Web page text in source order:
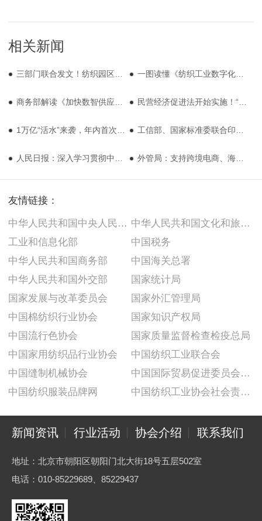
相关新闻
三部门联合发文！纺织园区迎零碳转型“国家标尺” 一图读懂《纺织工业数字化转型实施方案》
商务部解读《加快数智供应链发展专项行动计划》 民营经济促进法开始实施！“两个毫不动摇”给纺织服装企业吃下长效定心丸
1万亿“活水”来袭，年内首次降准落地 工信部、国家标准委联合印发《国家智能制造标准体系建设指南（2024 版）》
人民日报：深入学习贯彻中央经济工作会议精神 以商务高质量发展助力经济持续回升向好 外管局：支持跨境电商、海外仓等贸易新业态创新发展
友情链接：
中华人民共和国中央人民政府
工业和信息化部
中华人民共和国商务部
中华人民共和国外交部
国家发展与改革委员会
中华人民共和国文化和旅游部
中国税务
中国海关总署
国家统计局
国家外汇管理局
中国棉纺织行业协会
中国流行色协会
中国家用纺织品行业协会
中国缝制机械协会
中国纺织服装品牌网
国家知识产权局
国家质量监督检查检疫总局
中国纺织工业联合会
中国国际贸易促进委员会纺织行业分会
中国纺织工业协会社会责任建设推广委员会
新闻资讯 行业活动 协会介绍 联系我们
地址：北京市朝阳区朝阳门北大街18号五层502室
电话：010-85229689、85229437